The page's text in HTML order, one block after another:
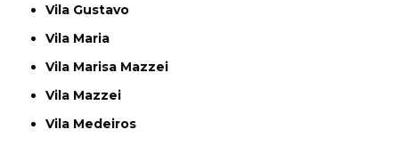
Vila Gustavo
Vila Maria
Vila Marisa Mazzei
Vila Mazzei
Vila Medeiros